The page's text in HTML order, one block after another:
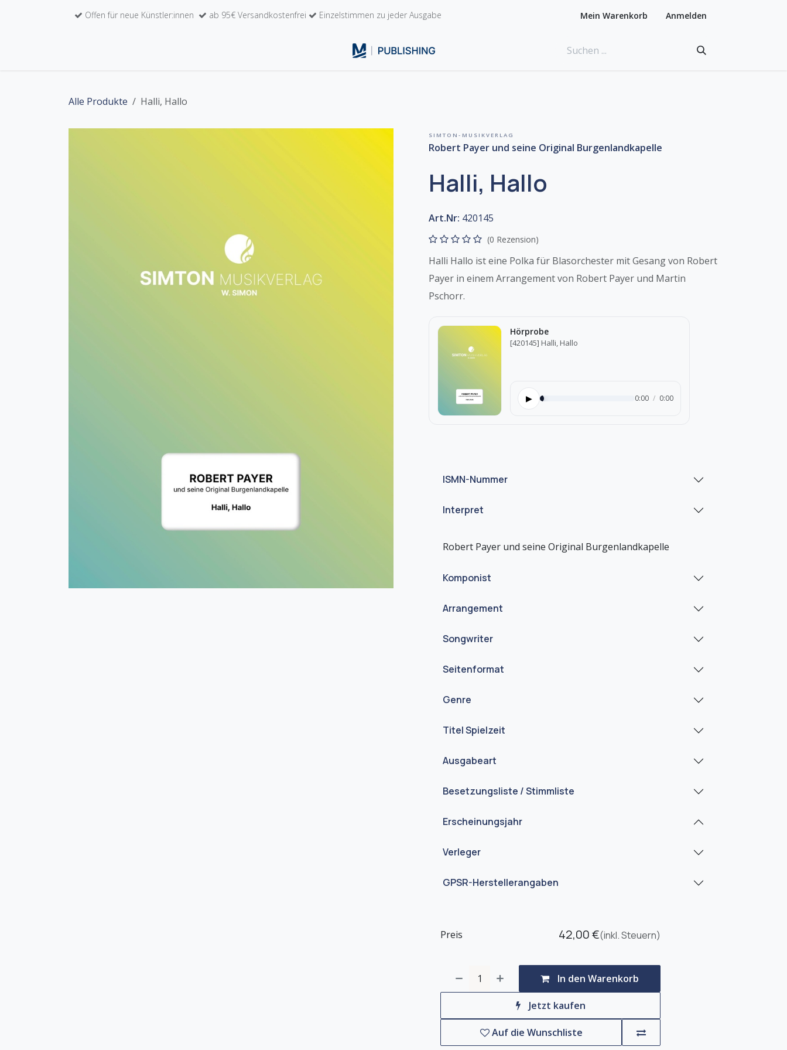
Offen für neue Künstler:innen ab 95€ Versandkostenfrei Einzelstimmen zu jeder Ausgabe Mein Warenkorb Anmelden
Alle Produkte Halli, Hallo
SIMTON-MUSIKVERLAG
Robert Payer und seine Original Burgenlandkapelle
Halli, Hallo
Art.Nr: 420145
(0 Rezension)
Halli Hallo ist eine Polka für Blasorchester mit Gesang von Robert
Payer in einem Arrangement von Robert Payer und Martin
Pschorr.
Hörprobe
[420145] Halli, Hallo
▶ 0:00 / 0:00
ISMN-Nummer
Interpret
Komponist
Arrangement
Songwriter
Seitenformat
Genre
Titel Spielzeit
Ausgabeart
Besetzungsliste / Stimmliste
Erscheinungsjahr
Verleger
GPSR-Herstellerangaben
In den Warenkorb
Jetzt kaufen
Auf die Wunschliste
Preis 42,00€(inkl. Steuern)